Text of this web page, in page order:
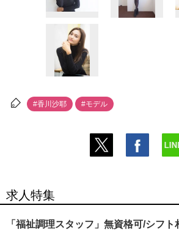
#香川沙耶 #モデル
求人特集
「福祉調理スタッフ」無資格可/シフ